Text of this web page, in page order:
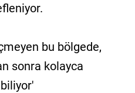
bu bölgede,
sonra kolayca